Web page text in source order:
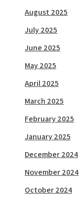
August 2025
July 2025
June 2025
May 2025
April 2025
March 2025
February 2025
January 2025
December 2024
November 2024
October 2024